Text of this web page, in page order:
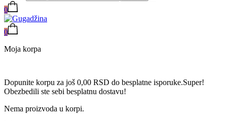
0
0
Moja korpa
Dopunite korpu za još 0,00 RSD do besplatne isporuke.Super!
Obezbedili ste sebi besplatnu dostavu!
Nema proizvoda u korpi.